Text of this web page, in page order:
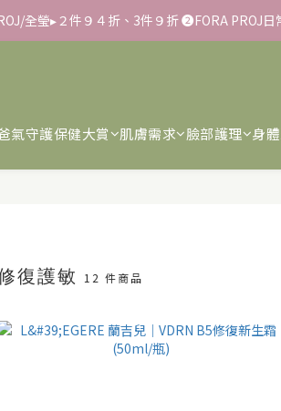
好禮 ➊滿９９９贈▸彈力保濕面膜/盒 ➋滿１８
全瑩▸２件９４折、3件９折 ➋FORA PROJ
騙聲明】LiKOO不會要求客戶提供銀行資料，
額好禮 ➊滿９９９贈▸彈力保濕面膜/盒 ➋滿１８
氣守護保健大賞 肌膚需求 臉部護理 身
復護敏 12 件商品